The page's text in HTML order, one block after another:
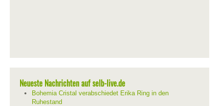
Neueste Nachrichten auf selb-live.de
Bohemia Cristal verabschiedet Erika Ring in den
Ruhestand